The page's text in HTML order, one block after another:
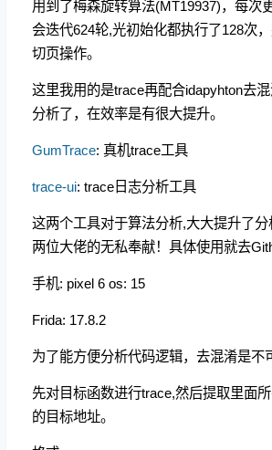
用到了梅森旋转算法(MT19937)，每次
会迭代624轮,光初始化都执行了128次
切页操作。
这里我用的是trace再配合idapyhton去
分析了，在效率是有很大提升。
GumTrace: 真机trace工具
trace-ui: trace日志分析工具
这两个工具对于算法分析,大大提升了
两位大佬的无私奉献！具体使用就去
手机: pixel 6 os: 15
Frida: 17.8.2
为了能方便分析代码逻辑，去混淆是不
先对目标函数进行trace,然后提取里面
的目标地址。